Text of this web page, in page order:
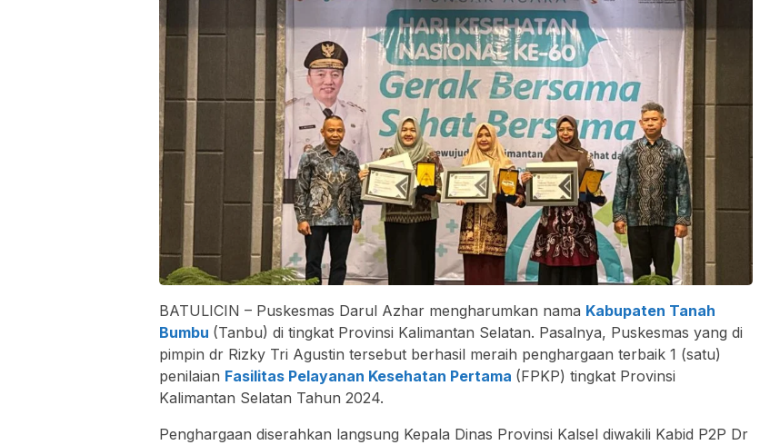
BATULICIN – Puskesmas Darul Azhar mengharumkan nama Kabupaten Tanah
Bumbu (Tanbu) di tingkat Provinsi Kalimantan Selatan. Pasalnya, Puskesmas yang di
pimpin dr Rizky Tri Agustin tersebut berhasil meraih penghargaan terbaik 1 (satu)
penilaian Fasilitas Pelayanan Kesehatan Pertama (FPKP) tingkat Provinsi
Kalimantan Selatan Tahun 2024.
Penghargaan diserahkan langsung Kepala Dinas Provinsi Kalsel diwakili Kabid P2P Dr